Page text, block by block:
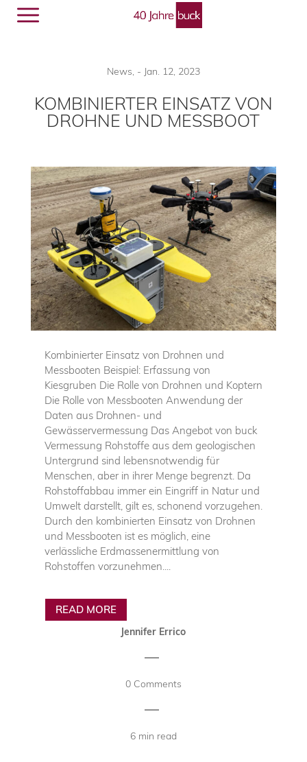
News, - Jan. 12, 2023
KOMBINIERTER EINSATZ VON
DROHNE UND MESSBOOT
Kombinierter Einsatz von Drohnen und
Messbooten Beispiel: Erfassung von
Kiesgruben Die Rolle von Drohnen und Koptern
Die Rolle von Messbooten Anwendung der
Daten aus Drohnen- und
Gewässervermessung Das Angebot von buck
Vermessung Rohstoffe aus dem geologischen
Untergrund sind lebensnotwendig für
Menschen, aber in ihrer Menge begrenzt. Da
Rohstoffabbau immer ein Eingriff in Natur und
Umwelt darstellt, gilt es, schonend vorzugehen.
Durch den kombinierten Einsatz von Drohnen
und Messbooten ist es möglich, eine
verlässliche Erdmassenermittlung von
Rohstoffen vorzunehmen....
READ MORE
Jennifer Errico
|
0 Comments
|
6 min read